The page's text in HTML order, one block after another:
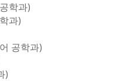
학과)
과)
공학과)
)